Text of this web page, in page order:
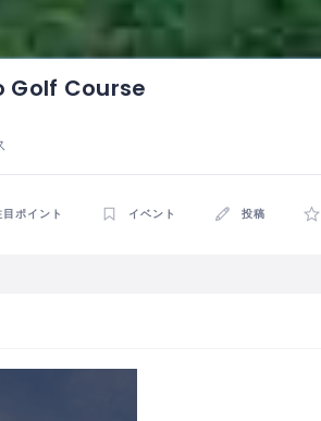
Golf Course
目ポイント イベント 投稿